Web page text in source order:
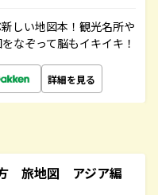
しい地図本！観光名所や
なぞって脳もイキイキ！
詳細を見る
旅地図 アジア編